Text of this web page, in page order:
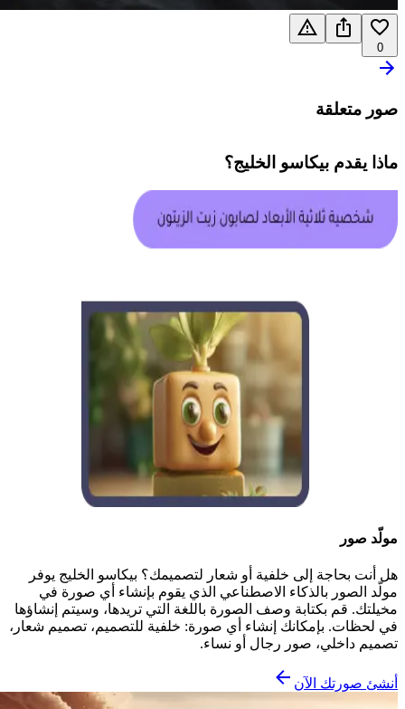
0
صور متعلقة
ماذا يقدم بيكاسو الخليج؟
مولّد صور
هل أنت بحاجة إلى خلفية أو شعار لتصميمك؟ بيكاسو الخليج يوفر
مولّد الصور بالذكاء الاصطناعي الذي يقوم بإنشاء أي صورة في
مخيلتك. قم بكتابة وصف الصورة باللغة التي تريدها، وسيتم إنشاؤها
في لحظات. بإمكانك إنشاء أي صورة: خلفية للتصميم، تصميم شعار،
تصميم داخلي، صور رجال أو نساء.
أنشئ صورتك الآن